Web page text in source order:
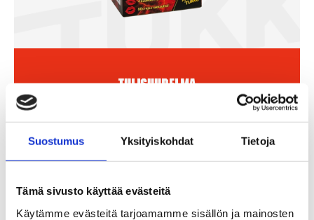
Suostumus Yksityiskohdat Tietoja
Tämä sivusto käyttää evästeitä
Käytämme evästeitä tarjoamamme sisällön ja mainosten
Tulisuudelma
13,90€
/ kpl